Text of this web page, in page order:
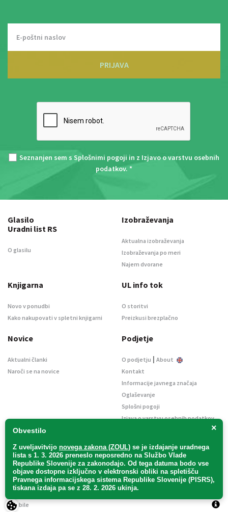
PRIJAVA
Seznanjen sem s Splošnimi pogoji in z Izjavo o varstvu osebnih
podatkov. *
×
Obvestilo
Z uveljavitvijo novega zakona (ZOUL) se je izdajanje uradnega
lista s 1. 3. 2026 preneslo neposredno na Službo Vlade
Republike Slovenije za zakonodajo. Od tega datuma bodo vse
objave dostopne izključno v elektronski obliki na spletišču
Pravnega informacijskega sistema Republike Slovenije (PISRS),
tiskana izdaja pa se z 28. 2. 2026 ukinja.
Glasilo
Uradni list RS
O glasilu
Izobraževanja
Aktualna izobraževanja
Izobraževanja po meri
Najem dvorane
Knjigarna
Novo v ponudbi
Kako nakupovati v spletni knjigarni
UL info tok
O storitvi
Preizkusi brezplačno
Novice
Aktualni članki
Naroči se na novice
Podjetje
O podjetju | About
Kontakt
Informacije javnega značaja
Oglaševanje
Splošni pogoji
Izjava o varstvu osebnih podatkov
Uradni list d. o. o. – v likvidaciji / Vse pravice pridržane.
2Mobile